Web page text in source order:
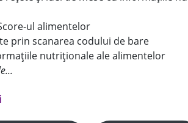
ul alimentelor
prin scanarea codului de bare
nutriționale ale alimentelor